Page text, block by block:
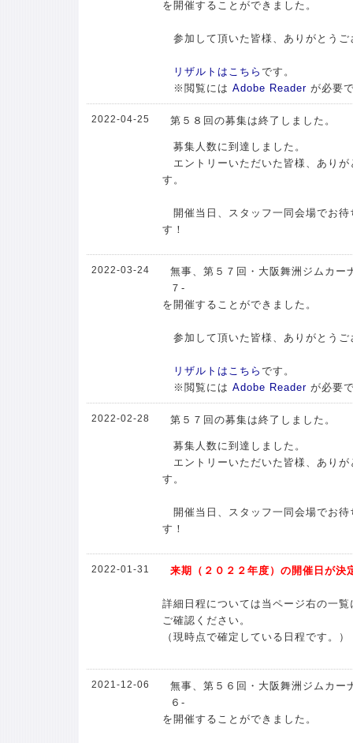
を開催することができました。
参加して頂いた皆様、ありがとうご
リザルトはこちら です。
※閲覧には Adobe Reader が必要
2022-04-25 第５８回の募集は終了しました。
募集人数に到達しました。
エントリーいただいた皆様、ありが
す。
開催当日、スタッフ一同会場でお待
す！
2022-03-24
無事、第５７回・大阪舞洲ジムカー
７-
を開催することができました。
参加して頂いた皆様、ありがとうご
リザルトはこちら です。
※閲覧には Adobe Reader が必要
2022-02-28 第５７回の募集は終了しました。
募集人数に到達しました。
エントリーいただいた皆様、ありが
す。
開催当日、スタッフ一同会場でお待
す！
2022-01-31 来期（２０２２年度）の開催日が決
詳細日程については当ページ右の一覧
ご確認ください。
（現時点で確定している日程です。）
2021-12-06
無事、第５６回・大阪舞洲ジムカー
６-
を開催することができました。